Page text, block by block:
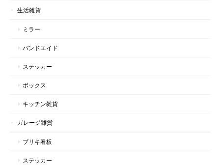
生活雑貨
ミラー
バンドエイド
ステッカー
ボックス
キッチン雑貨
ガレージ雑貨
ブリキ看板
ステッカー